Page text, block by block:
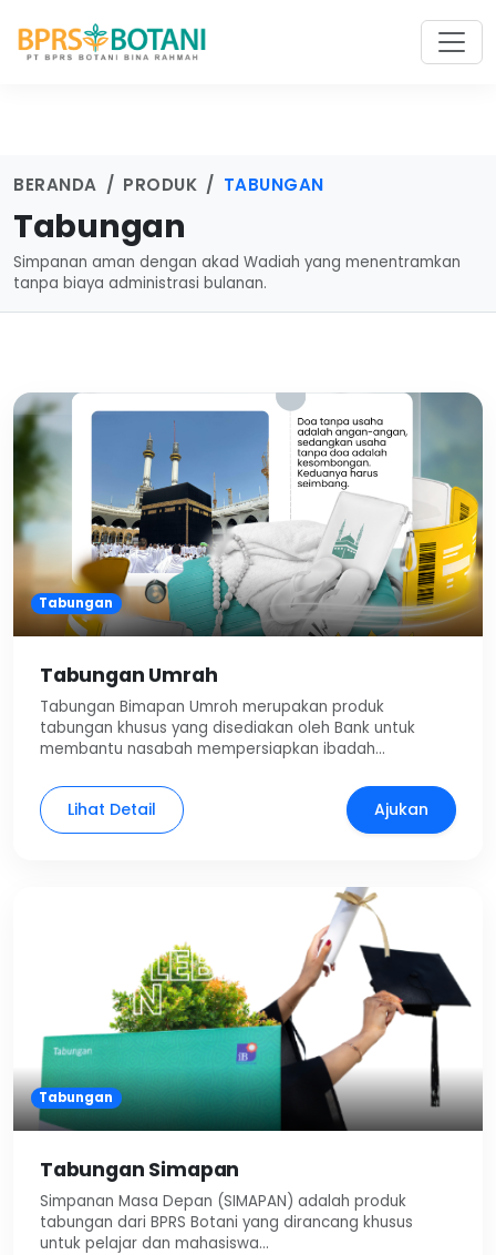
BERANDA PRODUK TABUNGAN
Tabungan
Simpanan aman dengan akad Wadiah yang menentramkan
tanpa biaya administrasi bulanan.
Tabungan
Tabungan Umrah
Tabungan Bimapan Umroh merupakan produk
tabungan khusus yang disediakan oleh Bank untuk
membantu nasabah mempersiapkan ibadah…
Lihat Detail Ajukan
Tabungan
Tabungan Simapan
Simpanan Masa Depan (SIMAPAN) adalah produk
tabungan dari BPRS Botani yang dirancang khusus
untuk pelajar dan mahasiswa…